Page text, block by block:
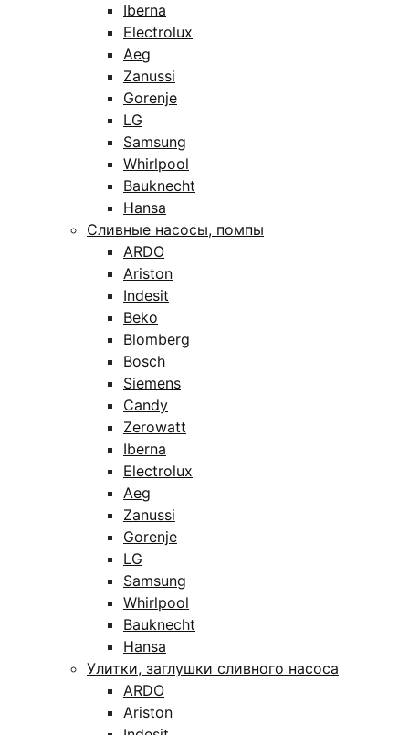
Iberna
Electrolux
Aeg
Zanussi
Gorenje
LG
Samsung
Whirlpool
Bauknecht
Hansa
Сливные насосы, помпы
ARDO
Ariston
Indesit
Beko
Blomberg
Bosch
Siemens
Candy
Zerowatt
Iberna
Electrolux
Aeg
Zanussi
Gorenje
LG
Samsung
Whirlpool
Bauknecht
Hansa
Улитки, заглушки сливного насоса
ARDO
Ariston